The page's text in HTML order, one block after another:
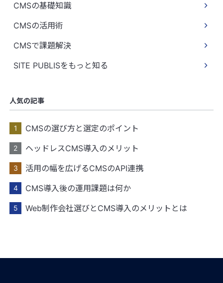
CMSの基礎知識
CMSの活用術
CMSで課題解決
SITE PUBLISをもっと知る
人気の記事
CMSの選び方と選定のポイント
ヘッドレスCMS導入のメリット
活用の幅を広げるCMSのAPI連携
CMS導入後の運用課題は何か
Web制作会社選びとCMS導入のメリットとは